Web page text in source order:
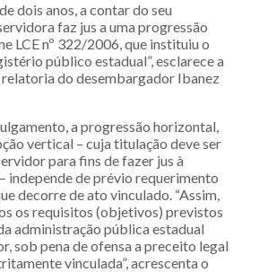
dois anos, a contar do seu
faz jus a uma progressão
LCE nº 322/2006, que instituiu o
público estadual”, esclarece a
relatoria do desembargador Ibanez
a progressão horizontal,
vertical – cuja titulação deve ser
para fins de fazer jus à
independe de prévio requerimento
decorre de ato vinculado. “Assim,
os requisitos (objetivos) previstos
administração pública estadual
sob pena de ofensa a preceito legal
vinculada”, acrescenta o